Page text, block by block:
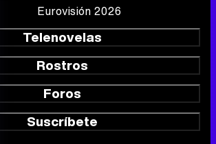
Eurovisión 2026
Telenovelas
Rostros
Foros
Suscríbete